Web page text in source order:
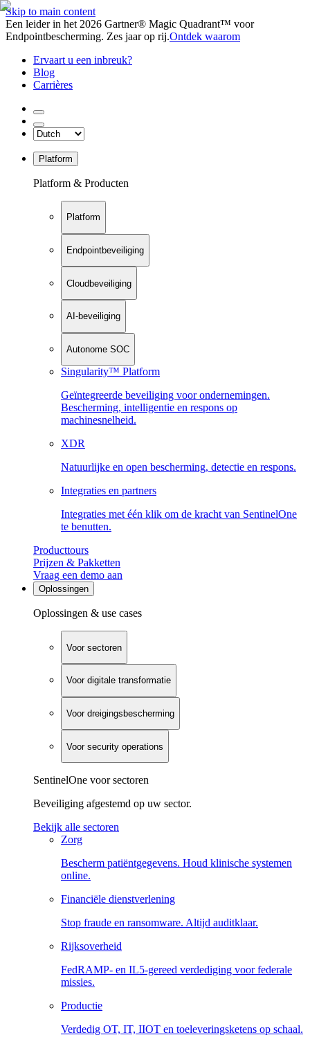
Skip to main content
Een leider in het 2026 Gartner® Magic Quadrant™ voor
Endpointbescherming. Zes jaar op rij.Ontdek waarom
Ervaart u een inbreuk?
Blog
Carrières
Platform
Platform & Producten
Platform
Endpointbeveiliging
Cloudbeveiliging
AI-beveiliging
Autonome SOC
Singularity™ Platform
Geïntegreerde beveiliging voor ondernemingen.
Bescherming, intelligentie en respons op
machinesnelheid.
XDR
Natuurlijke en open bescherming, detectie en respons.
Integraties en partners
Integraties met één klik om de kracht van SentinelOne
te benutten.
Producttours
Prijzen & Pakketten
Vraag een demo aan
Oplossingen
Oplossingen & use cases
Voor sectoren
Voor digitale transformatie
Voor dreigingsbescherming
Voor security operations
SentinelOne voor sectoren
Beveiliging afgestemd op uw sector.
Bekijk alle sectoren
Zorg
Bescherm patiëntgegevens. Houd klinische systemen
online.
Financiële dienstverlening
Stop fraude en ransomware. Altijd auditklaar.
Rijksoverheid
FedRAMP- en IL5-gereed verdediging voor federale
missies.
Productie
Verdedig OT, IT, IIOT en toeleveringsketens op schaal.